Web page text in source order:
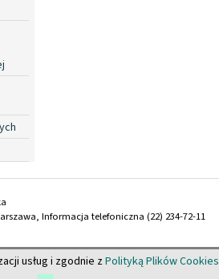
usług i zgodnie zPolityką Plików Cookies
Informacja telefoniczna (22) 234-72-11